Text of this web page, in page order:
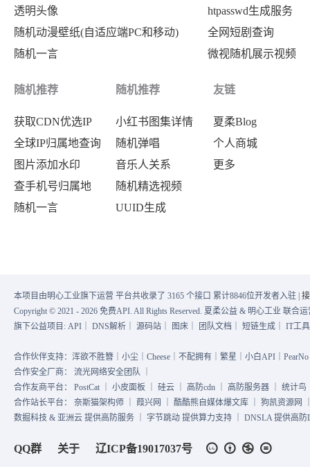
透明头像
随机动漫壁纸(自适应端PC和移动)
随机一言
htpasswd生成服务
全网短剧查询
微视随机展示视频
随机推荐
获取CDN优选IP
全球IP归属地查询
图片添加水印
查手机号归属地
随机一言
随机推荐
小红书图集详情
随机弹唱
音乐人关系
随机精选视频
UUID生成
友链
夏柔Blog
个人商城
更多
本项目由明心工业旗下运营 平台共收录了 3165 个接口 累计8846位开发者入驻 |
Copyright © 2021 - 2026 免费API. All Rights Reserved. 夏柔公益 & 明心工业 联合
旗下公益项目: API DNS解析 源码站 图床 团队文档 短链生成 IT工
合作伙伴支持：浑欲不胜簪｜小尘｜Cheese｜不配拥有｜繁星｜小白API｜
合作安全厂商： 流光网络安全团队
合作友商平台： PostCat 小皮面板 硅云 高防cdn 高防服务器 统计鸟
合作站长平台： 奈斯猫架构师 葭兴网 酷酷熊自媒体爆文库 狗凯资源网
数掘科技 & 亚洲云 提供高防服务 ｜ 字节跳动 提供算力支持 ｜ DNSLA 提供高
QQ群 关于 辽ICP备19017037号